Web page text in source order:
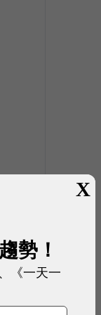
X
勢！
《一天一